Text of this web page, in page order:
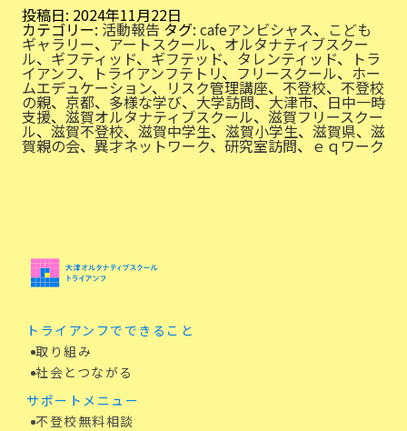
ル
な
学
び
投稿日: 2024年11月22日
カテゴリー: 活動報告 タグ: cafeアンビシャス、 こども
ギャラリー、アートスクール、 オルタナティブスクー
ル、 ギフティッド、 ギフテッド、 タレンティッド、 トラ
イアンフ、 トライアンフテトリ、 フリースクール、 ホー
ムエデュケーション、 リスク管理講座、 不登校、不登校
の親、 京都、 多様な学び、大学訪問、大津市、日中一時
支援、 滋賀オルタナティブスクール、 滋賀フリースクー
ル、滋賀不登校、 滋賀中学生、 滋賀小学生、 滋賀県、 滋
賀親の会、 異才ネットワーク、 研究室訪問、 ｅｑワーク
トライアンフでできること
取り組み
社会とつながる
サポートメニュー
不登校無料相談